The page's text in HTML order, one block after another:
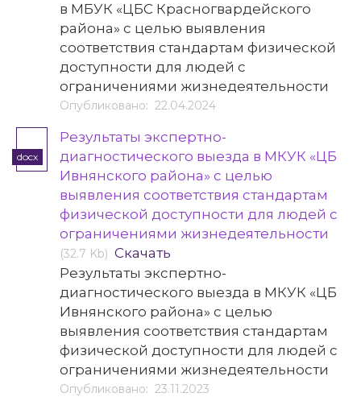
в МБУК «ЦБС Красногвардейского
района» с целью выявления
соответствия стандартам физической
доступности для людей с
ограничениями жизнедеятельности
Опубликовано: 22.04.2024
docx
Результаты экспертно-
диагностического выезда в МКУК «ЦБ
Ивнянского района» с целью
выявления соответствия стандартам
физической доступности для людей с
ограничениями жизнедеятельности
(32.7 Kb) Скачать
Результаты экспертно-
диагностического выезда в МКУК «ЦБ
Ивнянского района» с целью
выявления соответствия стандартам
физической доступности для людей с
ограничениями жизнедеятельности
Опубликовано: 23.11.2023